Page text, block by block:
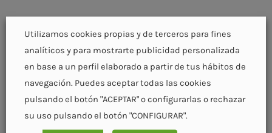
Utilizamos cookies propias y de terceros para fines
analíticos y para mostrarte publicidad personalizada
en base a un perfil elaborado a partir de tus hábitos de
navegación. Puedes aceptar todas las cookies
pulsando el botón "ACEPTAR" o configurarlas o rechazar
su uso pulsando el botón "CONFIGURAR".